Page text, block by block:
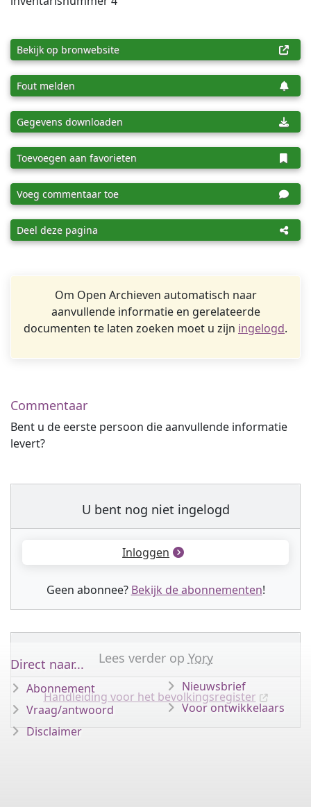
Bekijk op bronwebsite
Fout melden
Gegevens downloaden
Toevoegen aan favorieten
Voeg commentaar toe
Deel deze pagina
Om Open Archieven automatisch naar
aanvullende informatie en gerelateerde
documenten te laten zoeken moet u zijn ingelogd.
Commentaar
Bent u de eerste persoon die aanvullende informatie
levert?
U bent nog niet ingelogd
Inloggen
Geen abonnee? Bekijk de abonnementen!
Lees verder op Yory
Handleiding voor het bevolkingsregister
Direct naar...
Abonnement
Vraag/antwoord
Disclaimer
Nieuwsbrief
Voor ontwikkelaars